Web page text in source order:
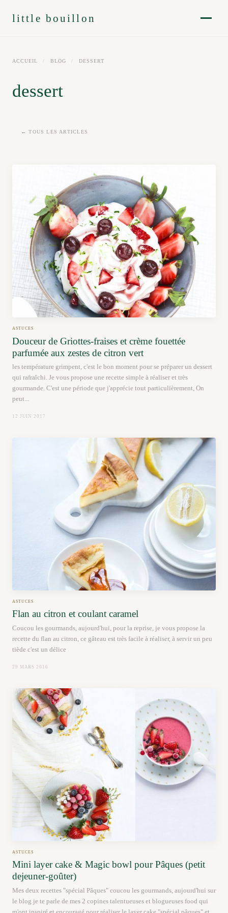
little bouillon
ACCUEIL / BLOG / DESSERT
dessert
← TOUS LES ARTICLES
ASTUCES
Douceur de Griottes-fraises et crème fouettée
parfumée aux zestes de citron vert
les température grimpent, c'est le bon moment pour se préparer un dessert
qui rafraîchi. Je vous propose une recette simple à réaliser et très
gourmande. C'est une période que j'apprécie tout particulièrement, On
peut...
12 JUIN 2017
ASTUCES
Flan au citron et coulant caramel
Coucou les gourmands, aujourd'hui, pour la reprise, je vous propose la
recette du flan au citron, ce gâteau est très facile à réaliser, à servir un peu
tiède c'est un délice
29 MARS 2016
ASTUCES
Mini layer cake & Magic bowl pour Pâques (petit
dejeuner-goûter)
Mes deux recettes "spécial Pâques" coucou les gourmands, aujourd'hui sur
le blog je te parle de mes 2 copines talentueuses et blogueuses food qui